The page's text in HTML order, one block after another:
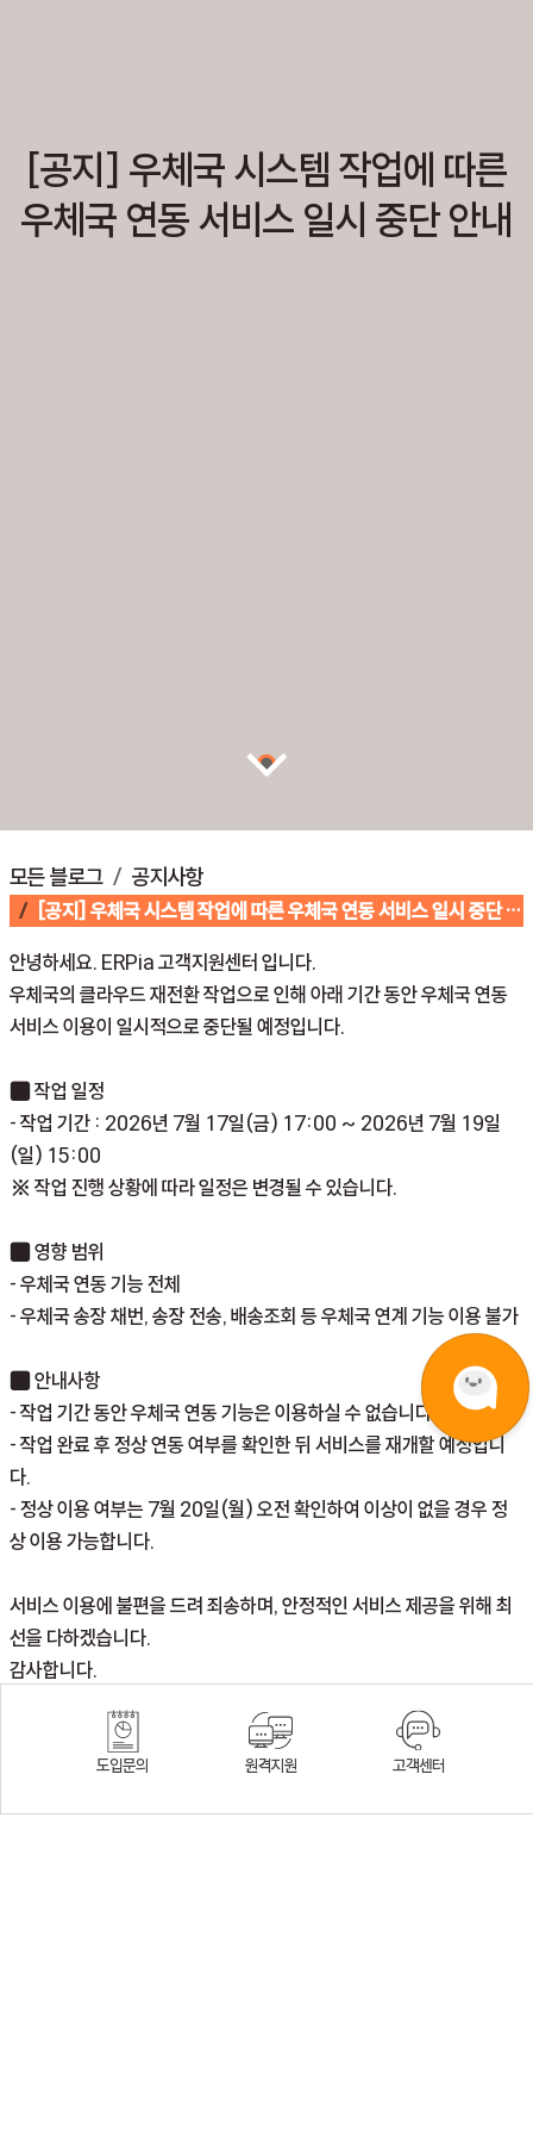
[공지] 우체국 시스템 작업에 따른
우체국 연동 서비스 일시 중단 안내
모든 블로그 공지사항
[공지] 우체국 시스템 작업에 따른 우체국 연동 서비스 일시 중단 안내
안녕하세요. ERPia 고객지원센터 입니다.
우체국의 클라우드 재전환 작업으로 인해 아래 기간 동안 우체국 연동
서비스 이용이 일시적으로 중단될 예정입니다.
■ 작업 일정
- 작업 기간 : 2026년 7월 17일(금) 17:00 ~ 2026년 7월 19일
(일) 15:00
※ 작업 진행 상황에 따라 일정은 변경될 수 있습니다.
■ 영향 범위
- 우체국 연동 기능 전체
- 우체국 송장 채번, 송장 전송, 배송조회 등 우체국 연계 기능 이용 불가
■ 안내사항
- 작업 기간 동안 우체국 연동 기능은 이용하실 수 없습니다.
- 작업 완료 후 정상 연동 여부를 확인한 뒤 서비스를 재개할 예정입니
다.
- 정상 이용 여부는 7월 20일(월) 오전 확인​하여 이상이 없을 경우 정
상 이용 가능합니다.
서비스 이용에 불편을 드려 죄송하며, 안정적인 서비스 제공을 위해 최
선을 다하겠습니다.
감사합니다.
공지사항
도입문의 원격지원 고객센터